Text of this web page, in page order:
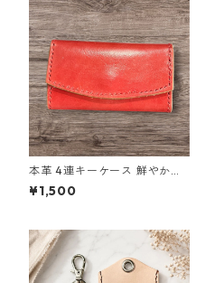
本革 4連キーケース 鮮やかな
赤革 シンプルデザインL139 レ
ザー ハンドメイド ギフト
¥1,500